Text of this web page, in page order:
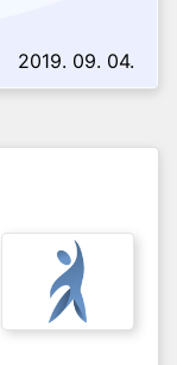
2019. 09. 04.